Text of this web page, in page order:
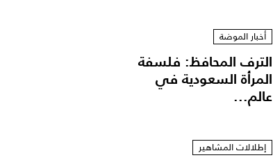
أخبار الموضة
الترف المحافظ: فلسفة
المرأة السعودية في
عالم...
إطلالات المشاهير